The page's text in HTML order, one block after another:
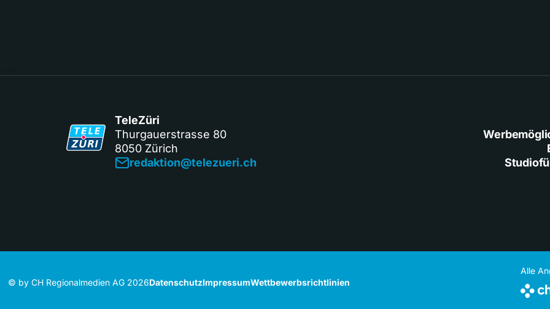
TeleZüri
Thurgauerstrasse 80
8050 Zürich
redaktion@telezueri.ch
© by CH Regionalmedien AG 2026DatenschutzImpressumWettbewerbsrichtlinien
Alle